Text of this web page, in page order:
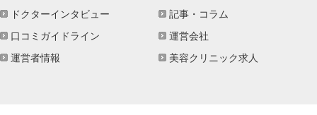
ドクターインタビュー
記事・コラム
口コミガイドライン
運営会社
運営者情報
美容クリニック求人